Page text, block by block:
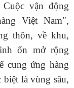
vận động
Việt Nam",
thôn, về khu,
ổn mở rộng
cung ứng hàng
là vùng sâu,